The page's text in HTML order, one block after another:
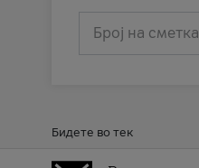
Број на сметка
Бидете во тек